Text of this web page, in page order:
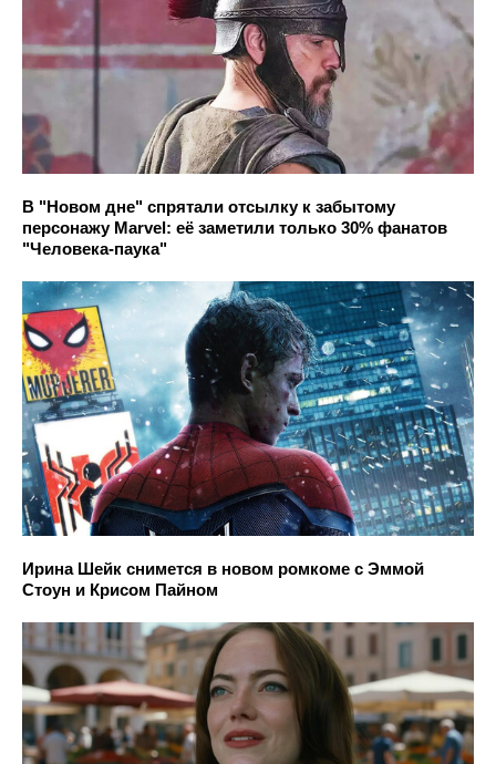
В "Новом дне" спрятали отсылку к забытому
персонажу Marvel: её заметили только 30% фанатов
"Человека-паука"
Ирина Шейк снимется в новом ромкоме с Эммой
Стоун и Крисом Пайном